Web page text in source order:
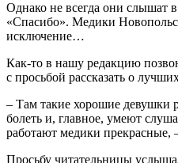
Однако не всегда они слышат
«Спасибо». Медики
исключение…
Как-то в нашу редакцию
с просьбой рассказать о
– Там такие хорошие девушки
болеть и, главное, умеют
работают медики прекрасные, –
Просьбу читательницы